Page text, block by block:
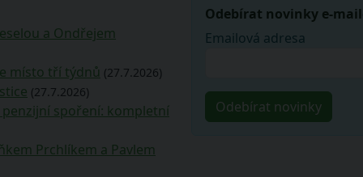
a Ondřejem
místo tří týdnů (27.7.2026)
(27.7.2026)
spoření: kompletní
Prchlíkem a Pavlem
Odebírat novinky e-
Emailová adresa